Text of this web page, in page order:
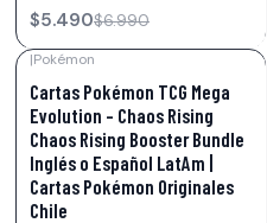
$5.490$6.990
|Pokémon
Cartas Pokémon TCG Mega
Evolution – Chaos Rising
Chaos Rising Booster Bundle
Inglés o Español LatAm |
Cartas Pokémon Originales
Chile